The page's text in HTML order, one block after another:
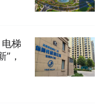
梯
，